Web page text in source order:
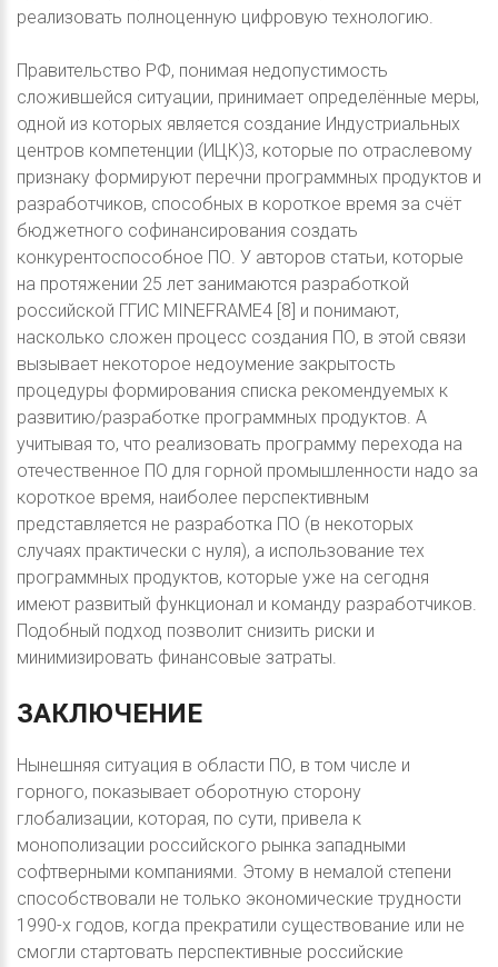
реализовать полноценную цифровую технологию.
Правительство РФ, понимая недопустимость
сложившейся ситуации, принимает определённые меры,
одной из которых является создание Индустриальных
центров компетенции (ИЦК)3, которые по отраслевому
признаку формируют перечни программных продуктов и
разработчиков, способных в короткое время за счёт
бюджетного софинансирования создать
конкурентоспособное ПО. У авторов статьи, которые
на протяжении 25 лет занимаются разработкой
российской ГГИС MINEFRAME4 [8] и понимают,
насколько сложен процесс создания ПО, в этой связи
вызывает некоторое недоумение закрытость
процедуры формирования списка рекомендуемых к
развитию/разработке программных продуктов. А
учитывая то, что реализовать программу перехода на
отечественное ПО для горной промышленности надо за
короткое время, наиболее перспективным
представляется не разработка ПО (в некоторых
случаях практически с нуля), а использование тех
программных продуктов, которые уже на сегодня
имеют развитый функционал и команду разработчиков.
Подобный подход позволит снизить риски и
минимизировать финансовые затраты.
ЗАКЛЮЧЕНИЕ
Нынешняя ситуация в области ПО, в том числе и
горного, показывает оборотную сторону
глобализации, которая, по сути, привела к
монополизации российского рынка западными
софтверными компаниями. Этому в немалой степени
способствовали не только экономические трудности
1990-х годов, когда прекратили существование или не
смогли стартовать перспективные российские